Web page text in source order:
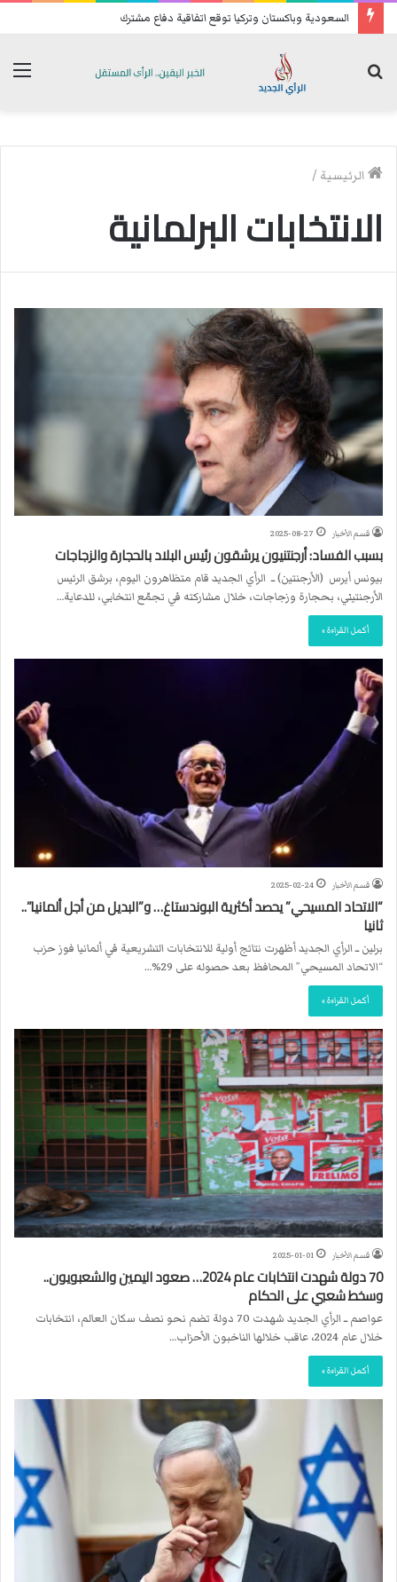
السعودية وباكستان وتركيا توقع اتفاقية دفاع مشترك
الرئيسية /
الانتخابات البرلمانية
قسم الأخبار 2025-08-27
بسبب الفساد: أرجنتنيون يرشقون رئيس البلاد بالحجارة والزجاجات
بيونس أيرس (الأرجنتين) ــ الرأي الجديد قام متظاهرون اليوم، برشق الرئيس
الأرجنتيني، بحجارة وزجاجات، خلال مشاركته في تجمّع انتخابي، للدعاية…
أكمل القراءة »
قسم الأخبار 2025-02-24
“الاتحاد المسيحي” يحصد أكثرية البوندستاغ… و”البديل من أجل ألمانيا”..
ثانيا
برلين ــ الرأي الجديد أظهرت نتائج أولية للانتخابات التشريعية في ألمانيا فوز حزب
“الاتحاد المسيحي” المحافظ بعد حصوله على 29%…
أكمل القراءة »
قسم الأخبار 2025-01-01
70 دولة شهدت انتخابات عام 2024… صعود اليمين والشعبويون..
وسخط شعبي على الحكام
عواصم ــ الرأي الجديد شهدت 70 دولة تضم نحو نصف سكان العالم، انتخابات
خلال عام 2024، عاقب خلالها الناخبون الأحزاب…
أكمل القراءة »